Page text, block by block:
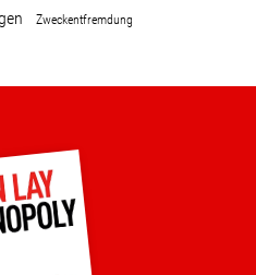
Zweckentfremdung